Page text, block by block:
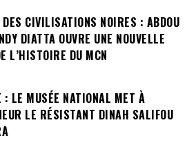
DES CIVILISATIONS NOIRES : ABDOU
DIATTA OUVRE UNE NOUVELLE
L’HISTOIRE DU MCN
: LE MUSÉE NATIONAL MET À
LE RÉSISTANT DINAH SALIFOU